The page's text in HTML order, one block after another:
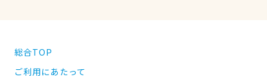
総合TOP
ご利用にあたって